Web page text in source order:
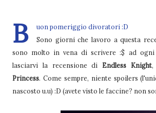
B
uon pomeriggio divoratori :D
Sono giorni che lavoro a questa
sono molto in vena di scrivere :$ ad
lasciarvi la recensione di Endless Knight,
Princess. Come sempre, niente spoilers
nascosto u.u) :D (avete visto le faccine? non